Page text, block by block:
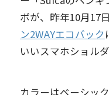
ボが、昨年10月17
ン2WAYエコバック
いいスマホショル